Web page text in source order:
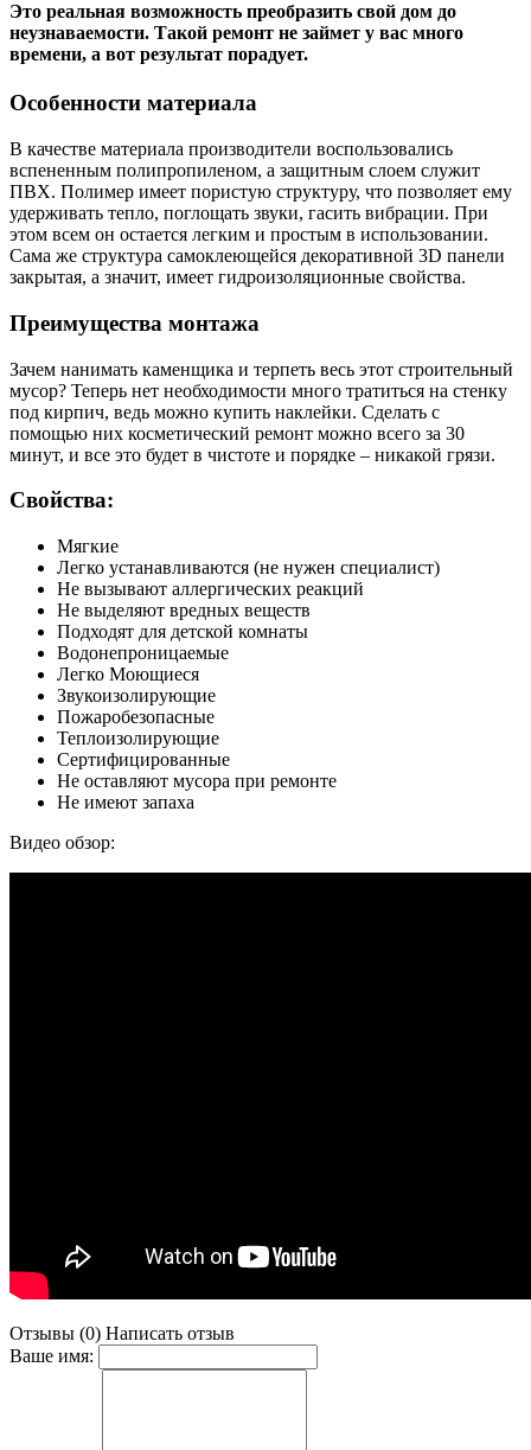
Это реальная возможность преобразить свой дом до
неузнаваемости. Такой ремонт не займет у вас много
времени, а вот результат порадует.
Особенности материала
В качестве материала производители воспользовались
вспененным полипропиленом, а защитным слоем служит
ПВХ. Полимер имеет пористую структуру, что позволяет ему
удерживать тепло, поглощать звуки, гасить вибрации. При
этом всем он остается легким и простым в использовании.
Сама же структура самоклеющейся декоративной 3D панели
закрытая, а значит, имеет гидроизоляционные свойства.
Преимущества монтажа
Зачем нанимать каменщика и терпеть весь этот строительный
мусор? Теперь нет необходимости много тратиться на стенку
под кирпич, ведь можно купить наклейки. Сделать с
помощью них косметический ремонт можно всего за 30
минут, и все это будет в чистоте и порядке – никакой грязи.
Свойства:
Мягкие
Легко устанавливаются (не нужен специалист)
Не вызывают аллергических реакций
Не выделяют вредных веществ
Подходят для детской комнаты
Водонепроницаемые
Легко Моющиеся
Звукоизолирующие
Пожаробезопасные
Теплоизолирующие
Сертифицированные
Не оставляют мусора при ремонте
Не имеют запаха
Видео обзор:
Отзывы (0) Написать отзыв
Ваше имя: